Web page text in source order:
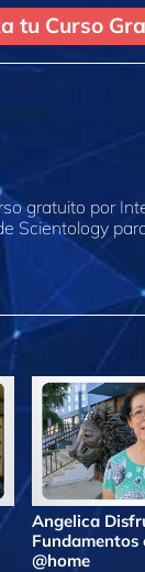
tu Curso
gratuito por
Scientology
Angelica
Fundamentos
@home